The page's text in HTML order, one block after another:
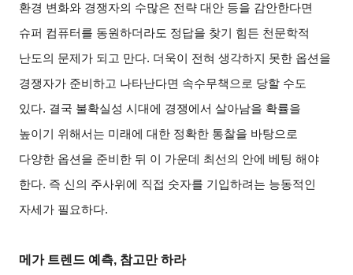
환경 변화와 경쟁자의 수많은 전략 대안 등을 감안한다면
슈퍼 컴퓨터를 동원하더라도 정답을 찾기 힘든 천문학적
난도의 문제가 되고 만다. 더욱이 전혀 생각하지 못한 옵션을
경쟁자가 준비하고 나타난다면 속수무책으로 당할 수도
있다. 결국 불확실성 시대에 경쟁에서 살아남을 확률을
높이기 위해서는 미래에 대한 정확한 통찰을 바탕으로
다양한 옵션을 준비한 뒤 이 가운데 최선의 안에 베팅 해야
한다. 즉 신의 주사위에 직접 숫자를 기입하려는 능동적인
자세가 필요하다.
메가 트렌드 예측, 참고만 하라